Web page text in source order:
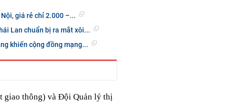
ai ngờ nổi tiếng hơn,
mệnh danh "quái kiệt
nhất thế giới
4 tháng: VSOL tạo
trả cổ tức
giá rẻ chỉ 2.000 –...
Lan chuẩn bị ra mắt xôi...
khiến cộng đồng mạng...
giao thông) và Đội Quản lý thị